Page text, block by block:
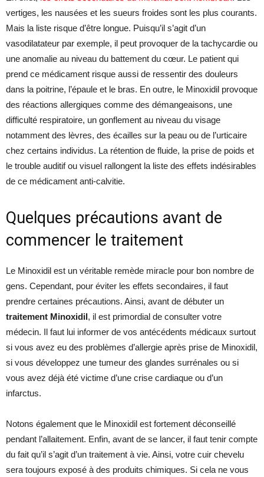
vertiges, les nausées et les sueurs froides sont les plus courants.
Mais la liste risque d’être longue. Puisqu’il s’agit d’un
vasodilatateur par exemple, il peut provoquer de la tachycardie ou
une anomalie au niveau du battement du cœur. Le patient qui
prend ce médicament risque aussi de ressentir des douleurs
dans la poitrine, l’épaule et le bras. En outre, le Minoxidil provoque
des réactions allergiques comme des démangeaisons, une
difficulté respiratoire, un gonflement au niveau du visage
notamment des lèvres, des écailles sur la peau ou de l’urticaire
chez certains individus. La rétention de fluide, la prise de poids et
le trouble auditif ou visuel rallongent la liste des effets indésirables
de ce médicament anti-calvitie.
Quelques précautions avant de
commencer le traitement
Le Minoxidil est un véritable remède miracle pour bon nombre de
gens. Cependant, pour éviter les effets secondaires, il faut
prendre certaines précautions. Ainsi, avant de débuter un
traitement Minoxidil, il est primordial de consulter votre
médecin. Il faut lui informer de vos antécédents médicaux surtout
si vous avez eu des problèmes d’allergie après prise de Minoxidil,
si vous développez une tumeur des glandes surrénales ou si
vous avez déjà été victime d’une crise cardiaque ou d’un
infarctus.
Notons également que le Minoxidil est fortement déconseillé
pendant l’allaitement. Enfin, avant de se lancer, il faut tenir compte
du fait qu’il s’agit d’un traitement à vie. Ainsi, votre cuir chevelu
sera toujours exposé à des produits chimiques. Si cela ne vous